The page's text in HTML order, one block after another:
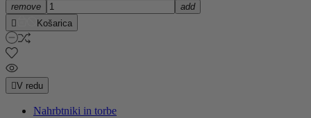
remove
add

Košarica
V redu
Nahrbtniki in torbe